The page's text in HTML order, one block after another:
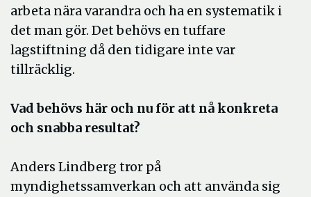
arbeta nära varandra och ha en systematik i
det man gör. Det behövs en tuffare
lagstiftning då den tidigare inte var
tillräcklig.
Vad behövs här och nu för att nå konkreta
och snabba resultat?
Anders Lindberg tror på
myndighetssamverkan och att använda sig